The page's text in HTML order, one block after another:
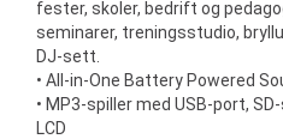
fester, skoler, bedrift og
seminarer, treningsstudio,
DJ-sett.
• All-in-One Battery Powered
• MP3-spiller med USB-port,
LCD